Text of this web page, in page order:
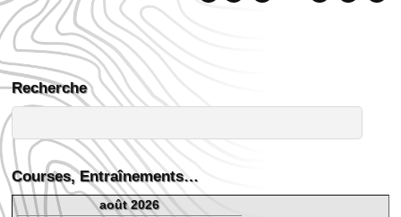
Recherche
Courses, Entraînements…
août 2026